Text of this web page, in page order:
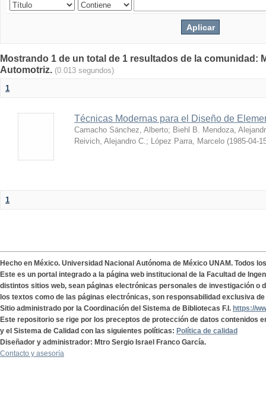
Mostrando 1 de un total de 1 resultados de la comunidad:
Automotriz. (0.013 segundos)
1
Técnicas Modernas para el Diseño de
Camacho Sänchez, Alberto; Biehl B. Mendoza,
Reivich, Alejandro C.; López Parra, Marcelo (1985-04-
1
Hecho en México. Universidad Nacional Autónoma de México UNAM. Todos
Este es un portal integrado a la página web institucional de la Facultad de
distintos sitios web, sean páginas electrónicas personales de investigación o
los textos como de las páginas electrónicas, son responsabilidad exclusiva
Sitio administrado por la Coordinación del Sistema de Bibliotecas F.I. https://
Este repositorio se rige por los preceptos de protección de datos contenidos
y el Sistema de Calidad con las siguientes políticas: Política de calidad
Diseñador y administrador: Mtro Sergio Israel Franco García.
Contacto y asesoría